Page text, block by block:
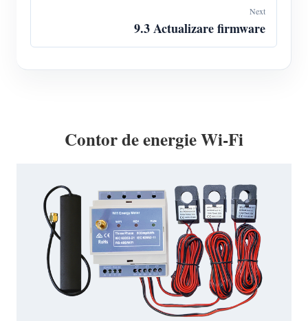
Next
9.3 Actualizare firmware
Contor de energie Wi-Fi